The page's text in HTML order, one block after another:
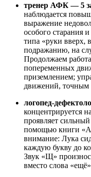
тренер АФК — 5
наблюдается
выражение
особого старания
типа «руки вверх,
подражанию, на
Продолжаем
попеременных
приземлением;
движений, точным
логопед-
концентрируется
проявляет
помощью книги
внимание: Лука
каждую букву до
Звук «Щ»
вместо слова